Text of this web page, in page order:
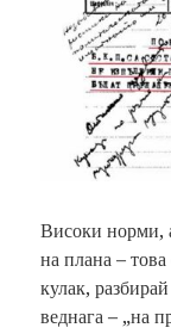
Високи норми,
на плана – това
кулак,
веднага – „на